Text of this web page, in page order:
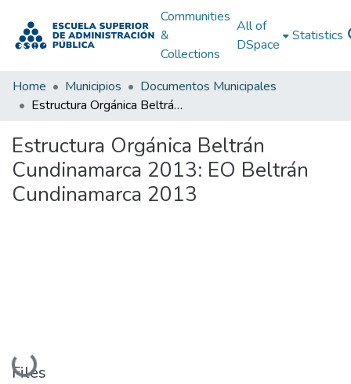
Communities
&
Collections
All of
DSpace
Statistics
Home Municipios
Documentos Municipales
Estructura Orgánica Beltrán Cundinamarca 2013: EO Beltrán Cundinamarca 2013
Estructura Orgánica Beltrán
Cundinamarca 2013: EO Beltrán
Cundinamarca 2013
Loading...
Files